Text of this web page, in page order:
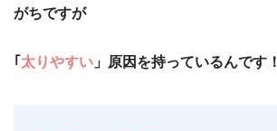
がちですが
｢ 太りやすい 」原因を持っているんです！